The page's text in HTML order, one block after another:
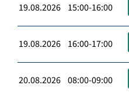
19.08.2026 15:00-16:00
19.08.2026 16:00-17:00
20.08.2026 08:00-09:00